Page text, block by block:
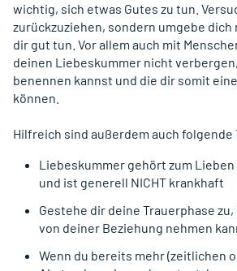
wichtig, sich etwas Gutes zu tun.
zurückzuziehen, sondern umgebe dich
dir gut tun. Vor allem auch mit
deinen Liebeskummer nicht
benennen kannst und die dir somit
können.
Hilfreich sind außerdem auch folgende
Liebeskummer gehört zum Lieben
und ist generell NICHT krankhaft
Gestehe dir deine Trauerphase
von deiner Beziehung nehmen
Wenn du bereits mehr (zeitlichen